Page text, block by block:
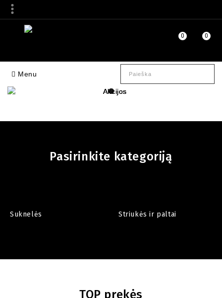
0 0
Menu
Pasirinkite kategoriją
Suknelės Striukės ir paltai
TOP prekės